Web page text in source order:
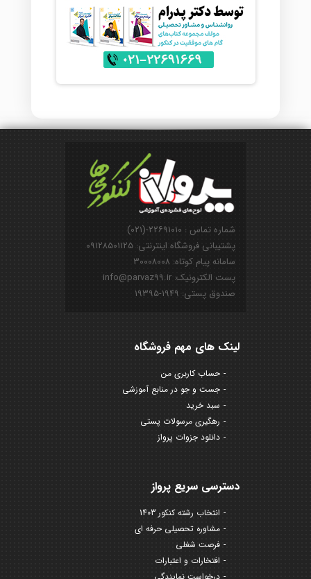
شماره تماس : ۲۲۶۹۱۰۱۰-(۰۲۱)
پشتیبانی فروشگاه اینترنتی: ۰۹۱۲۸۵۰۱۱۲۵
سامانه پیام کوتاه: ۳۰۰۰۸۰۰۸
پست الکترونیک: info@parvaz99.ir
صندوق پستی: ۱۹۴۹-۱۹۳۹۵
لینک های مهم فروشگاه
حساب کاربری من
جست و جو در منابع آموزشی
سبد خرید
رهگیری مرسولات پستی
دانلود جزوات پرواز
دسترسی سریع پرواز
انتخاب رشته کنکور 1403
مشاوره تحصیلی حرفه ای
فرصت شغلی
افتخارات و اعتبارات